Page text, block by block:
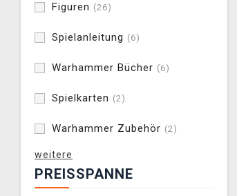
Figuren (26)
Spielanleitung (6)
Warhammer Bücher (6)
Spielkarten (2)
Warhammer Zubehör (2)
weitere
PREISSPANNE